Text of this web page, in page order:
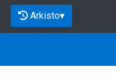
Arkisto▾